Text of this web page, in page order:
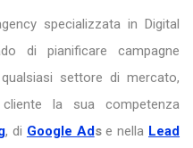
specializzata in Digital
di pianificare campagne
settore di mercato,
la sua competenza
, di Google Adse nella Lead